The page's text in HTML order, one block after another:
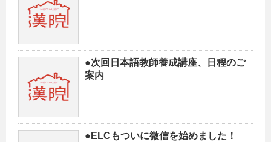
●次回日本語教師養成講座、日程のご
案内
●ELCもついに微信を始めました！